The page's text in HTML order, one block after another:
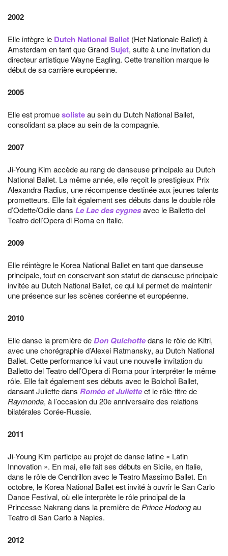
2002
Elle intègre le Dutch National Ballet (Het Nationale Ballet) à
Amsterdam en tant que GrandSujet, suite à une invitation du
directeur artistique Wayne Eagling. Cette transition marque le
début de sa carrière européenne.
2005
Elle est promuesolisteau sein du Dutch National Ballet,
consolidant sa place au sein de la compagnie.
2007
Ji-Young Kim accède au rang de danseuse principale au Dutch
National Ballet. La même année, elle reçoit le prestigieux Prix
Alexandra Radius, une récompense destinée aux jeunes talents
prometteurs. Elle fait également ses débuts dans le double rôle
d’Odette/Odile dans Le Lac des cygnesavec le Balletto del
Teatro dell’Opera di Roma en Italie.
2009
Elle réintègre le Korea National Ballet en tant que danseuse
principale, tout en conservant son statut de danseuse principale
invitée au Dutch National Ballet, ce qui lui permet de maintenir
une présence sur les scènes coréenne et européenne.
2010
Elle danse la première deDon Quichottedans le rôle de Kitri,
avec une chorégraphie d’Alexei Ratmansky, au Dutch National
Ballet. Cette performance lui vaut une nouvelle invitation du
Balletto del Teatro dell’Opera di Roma pour interpréter le même
rôle. Elle fait également ses débuts avec le Bolchoï Ballet,
dansant Juliette dans Roméo et Julietteet le rôle-titre de
Raymonda, à l’occasion du 20e anniversaire des relations
bilatérales Corée-Russie.
2011
Ji-Young Kim participe au projet de danse latine « Latin
Innovation ». En mai, elle fait ses débuts en Sicile, en Italie,
dans le rôle de Cendrillon avec le Teatro Massimo Ballet. En
octobre, le Korea National Ballet est invité à ouvrir le San Carlo
Dance Festival, où elle interprète le rôle principal de la
Princesse Nakrang dans la première de Prince Hodongau
Teatro di San Carlo à Naples.
2012